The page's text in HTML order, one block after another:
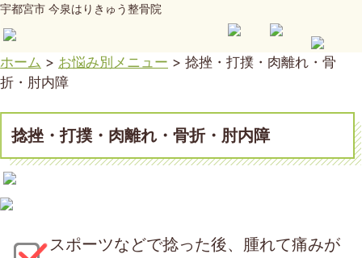
宇都宮市 今泉はりきゅう整骨院
ホーム > お悩み別メニュー > 捻挫・打撲・肉離れ・骨
折・肘内障
捻挫・打撲・肉離れ・骨折・肘内障
スポーツなどで捻った後、腫れて痛みが